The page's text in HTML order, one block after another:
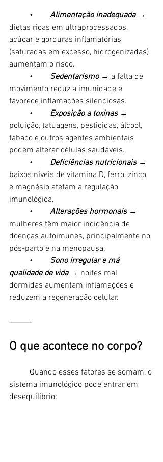
Alimentação inadequada →
dietas ricas em ultraprocessados,
açúcar e gorduras inflamatórias
(saturadas em excesso, hidrogenizadas)
aumentam o risco.
Sedentarismo → a falta de
movimento reduz a imunidade e
favorece inflamações silenciosas.
Exposição a toxinas →
poluição, tatuagens, pesticidas, álcool,
tabaco e outros agentes ambientais
podem alterar células saudáveis.
Deficiências nutricionais →
baixos níveis de vitamina D, ferro, zinco
e magnésio afetam a regulação
imunológica.
Alterações hormonais →
mulheres têm maior incidência de
doenças autoimunes, principalmente no
pós-parto e na menopausa.
Sono irregular e má
qualidade de vida → noites mal
dormidas aumentam inflamações e
reduzem a regeneração celular.
⸻
O que acontece no corpo?
sistema imunológico pode entrar em
desequilíbrio: